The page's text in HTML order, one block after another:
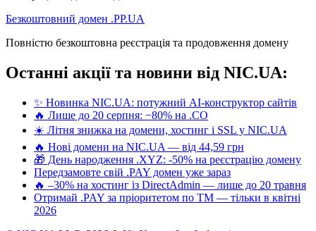
Безкоштовний домен .PP.UA
Повністю безкоштовна реєстрація та продовження домену
Останні акції та новини від NIC.UA:
✨ Новинка NIC.UA: потужний AI-конструктор сайтів
🔥 Лише до 20 серпня: −80% на .CO
☀️ Літня знижка на домени, хостинг і SSL у NIC.UA
🔥 Нові домени на NIC.UA — від 44,59 грн
🎁 День народження .XYZ: -50% на реєстрацію домену
Передзамовте свій .PAY домен уже зараз
🔥 –30% на хостинг із DirectAdmin — лише до 20 травня
Отримай .PAY за пріоритетом по ТМ — тільки в квітні
2026